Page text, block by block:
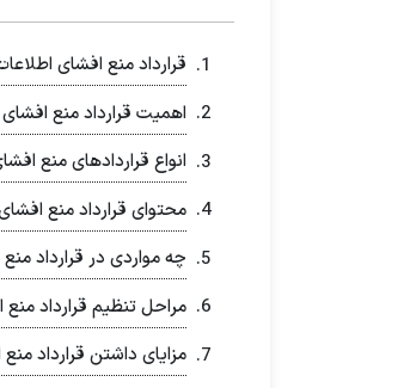
قرارداد منع افشای
اهمیت قرارداد منع
انواع قراردادهای منع
محتوای قرارداد منع
چه مواردی در قرارداد
مراحل تنظیم قرارداد
مزایای داشتن قرارداد